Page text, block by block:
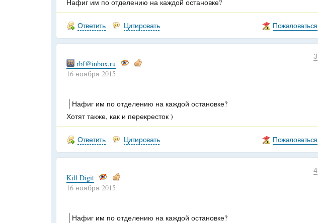
Нафиг им по отделению на каждой остановке?
Ответить Цитировать Пожаловаться
3
rbf@inbox.ru
16 ноября 2015
Нафиг им по отделению на каждой остановке?
Хотят также, как и перекресток )
Ответить Цитировать Пожаловаться
4
Kill Digit
16 ноября 2015
Нафиг им по отделению на каждой остановке?